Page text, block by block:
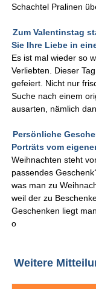
Schachtel Pralinen
Zum Valentinstag
Sie Ihre Liebe in
Es ist mal wieder so
Verliebten. Dieser
gefeiert. Nicht nur
Suche nach einem
ausarten, nämlich
Persönliche
Porträts vom
Weihnachten steht
passendes
was man zu
weil der zu
Geschenken liegt
o
Weitere